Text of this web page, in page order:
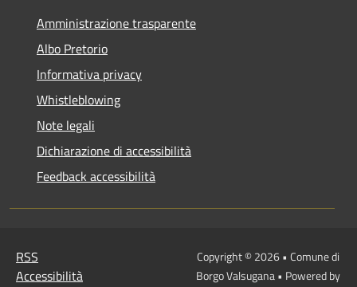
Amministrazione trasparente
Albo Pretorio
Informativa privacy
Whistleblowing
Note legali
Dichiarazione di accessibilità
Feedback accessibilità
RSS
Accessibilità
Copyright © 2026 • Comune di
Borgo Valsugana • Powered by